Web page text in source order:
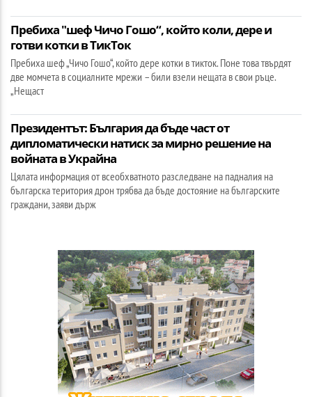
Пребиха "шеф Чичо Гошо“, който коли, дере и
готви котки в ТикТок
Пребиха шеф „Чичо Гошо“, който дере котки в тикток. Поне това твърдят
две момчета в социалните мрежи – били взели нещата в свои ръце.
„Нещаст
Президентът: България да бъде част от
дипломатически натиск за мирно решение на
войната в Украйна
Цялата информация от всеобхватното разследване на падналия на
българска територия дрон трябва да бъде достояние на българските
граждани, заяви държ